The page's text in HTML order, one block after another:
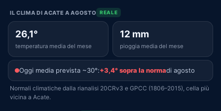
IL CLIMA DI ACATE A AGOSTO REALE
26,1°
temperatura media del mese
12 mm
pioggia media del mese
Oggi media prevista ~30°:+3,4° sopra la normadi agosto
Normali climatiche dalla rianalisi 20CRv3 e GPCC (1806–2015), cella più
vicina a Acate.